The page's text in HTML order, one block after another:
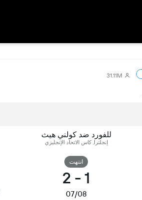
31.11M
للفورد ضد كولني هيث
إنجلترا, كاس الاتحاد الإنجليزي
انتهت
1
-
2
07/08